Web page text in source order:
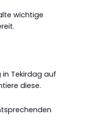
wichtige
in Tekirdag auf
diese.